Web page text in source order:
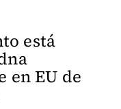
está
en EU de